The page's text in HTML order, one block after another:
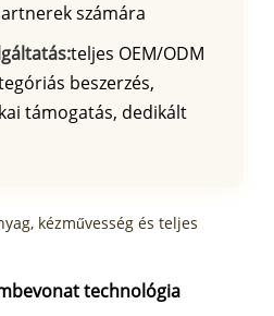
számára
teljes OEM/ODM
beszerzés,
támogatás, dedikált
kézművesség és teljes
technológia